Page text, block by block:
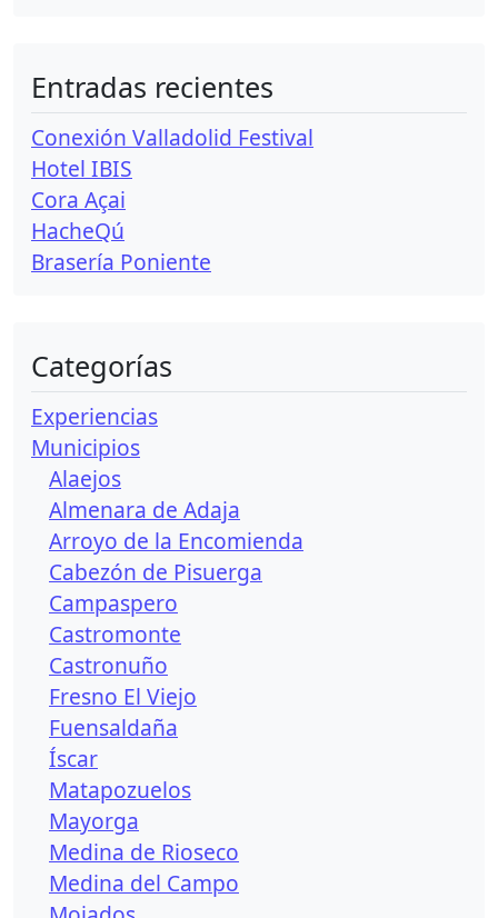
Entradas recientes
Conexión Valladolid Festival
Hotel IBIS
Cora Açai
HacheQú
Brasería Poniente
Categorías
Experiencias
Municipios
Alaejos
Almenara de Adaja
Arroyo de la Encomienda
Cabezón de Pisuerga
Campaspero
Castromonte
Castronuño
Fresno El Viejo
Fuensaldaña
Íscar
Matapozuelos
Mayorga
Medina de Rioseco
Medina del Campo